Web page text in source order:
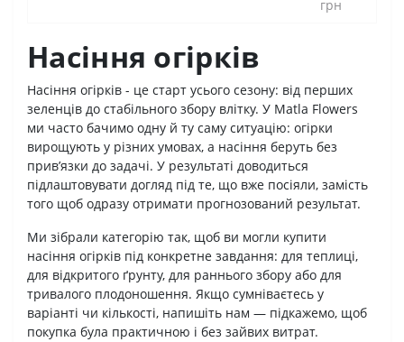
грн
Насіння огірків
Насіння огірків - це старт усього сезону: від перших
зеленців до стабільного збору влітку. У Matla Flowers
ми часто бачимо одну й ту саму ситуацію: огірки
вирощують у різних умовах, а насіння беруть без
прив’язки до задачі. У результаті доводиться
підлаштовувати догляд під те, що вже посіяли, замість
того щоб одразу отримати прогнозований результат.
Ми зібрали категорію так, щоб ви могли купити
насіння огірків під конкретне завдання: для теплиці,
для відкритого ґрунту, для раннього збору або для
тривалого плодоношення. Якщо сумніваєтесь у
варіанті чи кількості, напишіть нам — підкажемо, щоб
покупка була практичною і без зайвих витрат.